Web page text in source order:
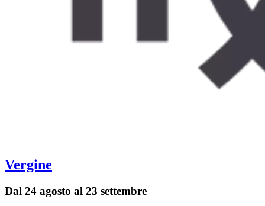
Vergine
Dal 24 agosto al 23 settembre